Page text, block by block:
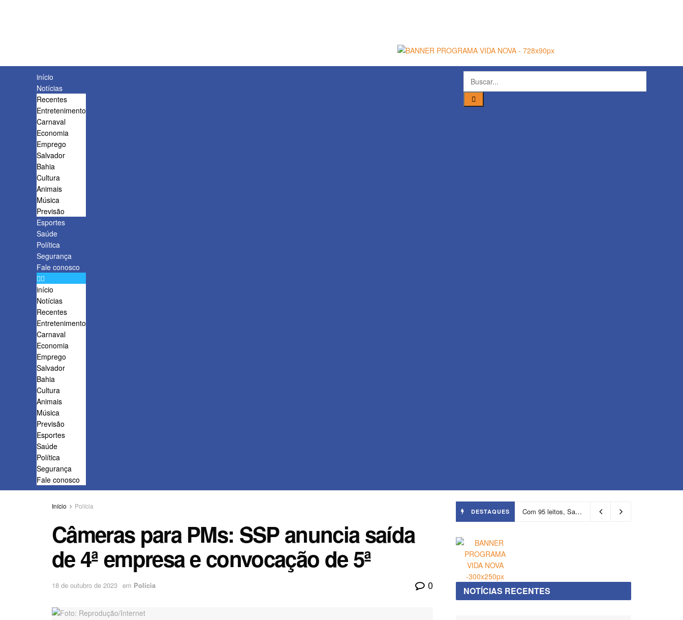
início
Notícias
Recentes
Entretenimento
Carnaval
Economia
Emprego
Salvador
Bahia
Cultura
Animais
Música
Previsão
Esportes
Saúde
Política
Segurança
Fale conosco
início
Notícias
Recentes
Entretenimento
Carnaval
Economia
Emprego
Salvador
Bahia
Cultura
Animais
Música
Previsão
Esportes
Saúde
Política
Segurança
Fale conosco
Início Polícia
Câmeras para PMs: SSP anuncia saída
de 4ª empresa e convocação de 5ª
18 de outubro de 2023 em Polícia 0
DESTAQUES Com 95 leitos, Salvador ganha hospital focado em transição de cuidados
NOTÍCIAS RECENTES